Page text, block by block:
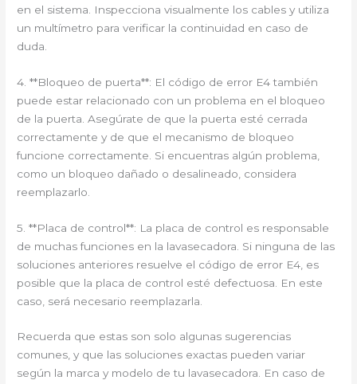
en el sistema. Inspecciona visualmente los cables y utiliza
un multímetro para verificar la continuidad en caso de
duda.
4. **Bloqueo de puerta**: El código de error E4 también
puede estar relacionado con un problema en el bloqueo
de la puerta. Asegúrate de que la puerta esté cerrada
correctamente y de que el mecanismo de bloqueo
funcione correctamente. Si encuentras algún problema,
como un bloqueo dañado o desalineado, considera
reemplazarlo.
5. **Placa de control**: La placa de control es responsable
de muchas funciones en la lavasecadora. Si ninguna de las
soluciones anteriores resuelve el código de error E4, es
posible que la placa de control esté defectuosa. En este
caso, será necesario reemplazarla.
Recuerda que estas son solo algunas sugerencias
comunes, y que las soluciones exactas pueden variar
según la marca y modelo de tu lavasecadora. En caso de